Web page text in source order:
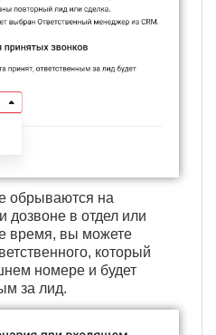
обрываются на
дозвоне в отдел или
время, вы можете
который
номере и будет
за лид.